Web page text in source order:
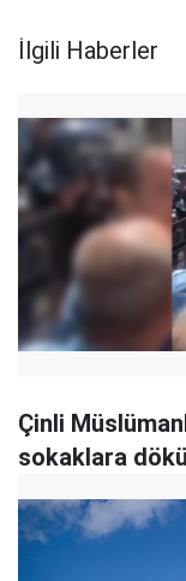
İlgili Haberler
Çinli
sokaklara